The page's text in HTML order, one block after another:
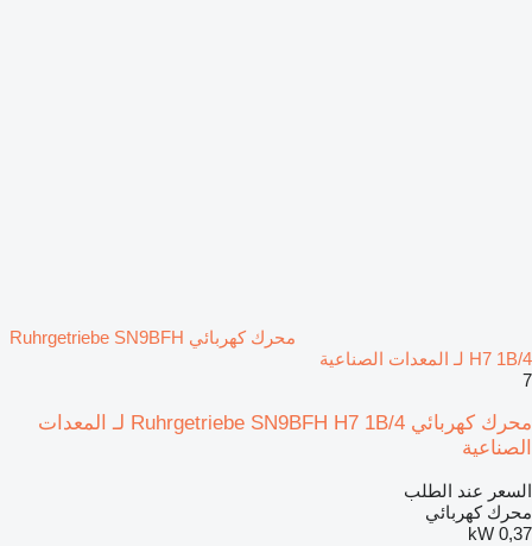
محرك كهربائي Ruhrgetriebe SN9BFH
H7 1B/4 لـ المعدات الصناعية
7
محرك كهربائي Ruhrgetriebe SN9BFH H7 1B/4 لـ المعدات
الصناعية
السعر عند الطلب
محرك كهربائي
0,37 kW